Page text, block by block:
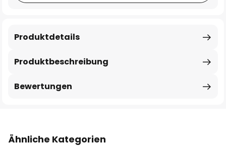
Produktbeschreibung
Produktdetails
Bewertungen
Ähnliche Kategorien